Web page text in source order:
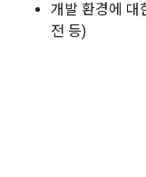
개발 환경에 대
전 등)